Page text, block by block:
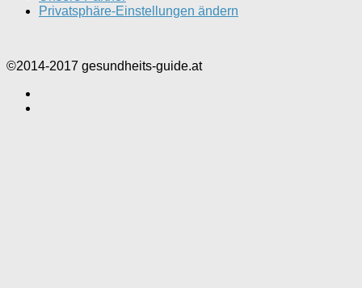
Privatsphäre-Einstellungen ändern
©2014-2017 gesundheits-guide.at